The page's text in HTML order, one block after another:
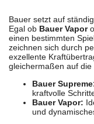
Bauer setzt auf
Egal ob Bauer Vapor
einen bestimmten
zeichnen sich durch
exzellente
gleichermaßen auf
Bauer
kraftvolle
Bauer Vapor:
und